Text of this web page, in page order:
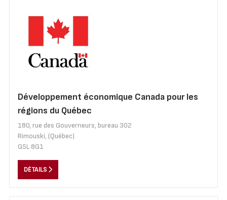
Développement économique Canada pour les
régions du Québec
180, rue des Gouverneurs, bureau 302
Rimouski, (Québec)
G5L 8G1
DÉTAILS